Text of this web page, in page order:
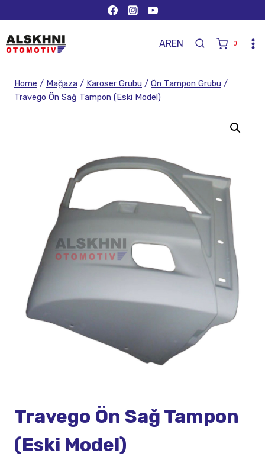
AREN 0
Home / Mağaza / Karoser Grubu / Ön Tampon Grubu /
Travego Ön Sağ Tampon (Eski Model)
Travego Ön Sağ Tampon
(Eski Model)